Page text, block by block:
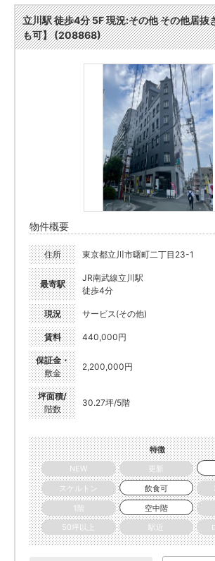
立川駅 徒歩4分 5F 現況:その他 その他居抜
も可】 (208868)
物件概要
住所 東京都立川市曙町二丁目23-1
最寄駅
JR南武線立川駅
徒歩4分
現況 サービス(その他)
賃料 440,000円
保証金・
敷金
2,200,000円
坪面積/
階数
30.27坪/5階
特徴
NEW
更新
スケルトン
飲食可
1階
空中階
50坪以上
駅近